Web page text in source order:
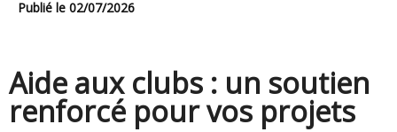
Publié le 02/07/2026
Aide aux clubs : un soutien
renforcé pour vos projets